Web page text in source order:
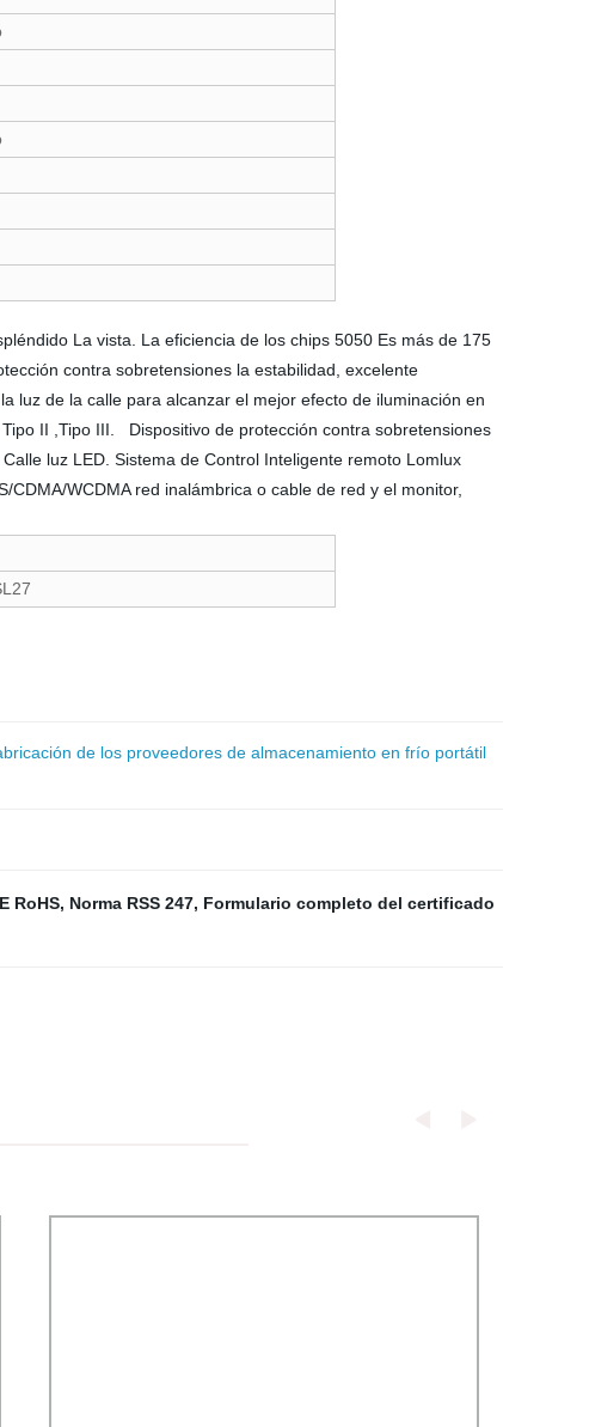
La vista. La eficiencia de los chips 5050 Es más de 175
contra sobretensiones la estabilidad, excelente
luz de la calle para alcanzar el mejor efecto de iluminación en
II ,Tipo III. Dispositivo de protección contra sobretensiones
luz LED. Sistema de Control Inteligente remoto Lomlux
WCDMA red inalámbrica o cable de red y el monitor,
de los proveedores de almacenamiento en frío portátil
RoHS, Norma RSS 247, Formulario completo del certificado